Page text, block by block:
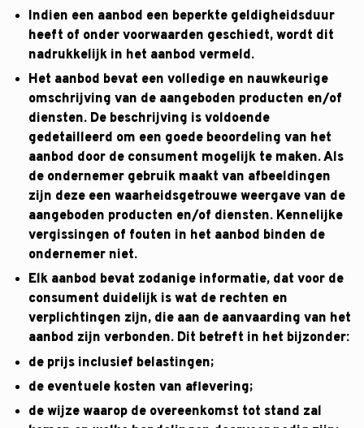
Indien een aanbod een beperkte geldigheidsduur
heeft of onder voorwaarden geschiedt, wordt dit
nadrukkelijk in het aanbod vermeld.
Het aanbod bevat een volledige en nauwkeurige
omschrijving van de aangeboden producten en/of
diensten. De beschrijving is voldoende
gedetailleerd om een goede beoordeling van het
aanbod door de consument mogelijk te maken. Als
de ondernemer gebruik maakt van afbeeldingen
zijn deze een waarheidsgetrouwe weergave van de
aangeboden producten en/of diensten. Kennelijke
vergissingen of fouten in het aanbod binden de
ondernemer niet.
Elk aanbod bevat zodanige informatie, dat voor de
consument duidelijk is wat de rechten en
verplichtingen zijn, die aan de aanvaarding van het
aanbod zijn verbonden. Dit betreft in het bijzonder:
de prijs inclusief belastingen;
de eventuele kosten van aflevering;
de wijze waarop de overeenkomst tot stand zal